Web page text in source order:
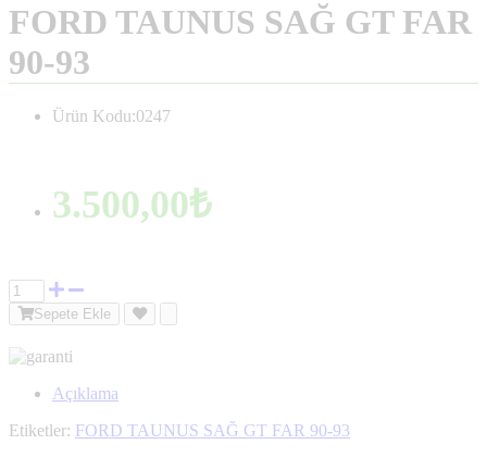
FORD TAUNUS SAĞ GT FAR
90-93
Ürün Kodu:0247
3.500,00₺
Sepete Ekle
Açıklama
Etiketler: FORD TAUNUS SAĞ GT FAR 90-93